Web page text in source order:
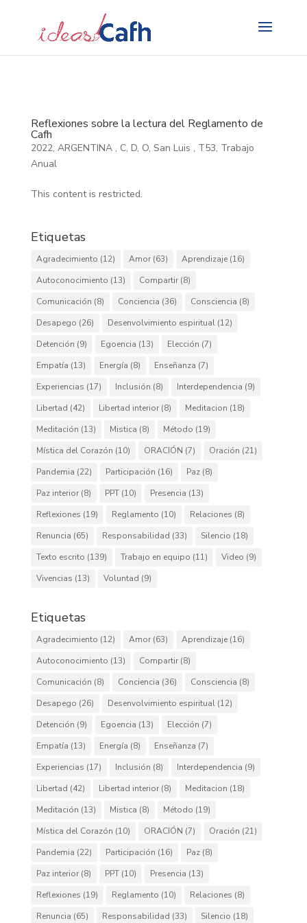
Reflexiones sobre la lectura del Reglamento de
Cafh
2022, ARGENTINA , C, D, O, San Luis , T53, Trabajo
Anual
This content is restricted.
Etiquetas
Agradecimiento (12) Amor(63) Aprendizaje(16)
Autoconocimiento (13) Compartir(8)
Comunicación (8) Conciencia (36) Consciencia (8)
Desapego (26) Desenvolvimiento espiritual(12)
Detención (9) Egoencia (13) Elección (7)
Empatía (13) Energía (8) Enseñanza (7)
Experiencias (17) Inclusión (8) Interdependencia (9)
Libertad (42) Libertad interior(8) Meditacion (18)
Meditación (13) Mistica (8) Método (19)
Mística del Corazón (10) ORACIÓN (7) Oración (21)
Pandemia (22) Participación (16) Paz(8)
Paz interior(8) PPT(10) Presencia (13)
Reflexiones (19) Reglamento (10) Relaciones (8)
Renuncia (65) Responsabilidad (33) Silencio (18)
Texto escrito (139) Trabajo en equipo (11) Video (9)
Vivencias (13) Voluntad (9)
Etiquetas
Agradecimiento (12) Amor(63) Aprendizaje(16)
Autoconocimiento (13) Compartir(8)
Comunicación (8) Conciencia (36) Consciencia (8)
Desapego (26) Desenvolvimiento espiritual(12)
Detención (9) Egoencia (13) Elección (7)
Empatía (13) Energía (8) Enseñanza (7)
Experiencias (17) Inclusión (8) Interdependencia (9)
Libertad (42) Libertad interior(8) Meditacion (18)
Meditación (13) Mistica (8) Método (19)
Mística del Corazón (10) ORACIÓN (7) Oración (21)
Pandemia (22) Participación (16) Paz(8)
Paz interior(8) PPT(10) Presencia (13)
Reflexiones (19) Reglamento (10) Relaciones (8)
Renuncia (65) Responsabilidad (33) Silencio (18)